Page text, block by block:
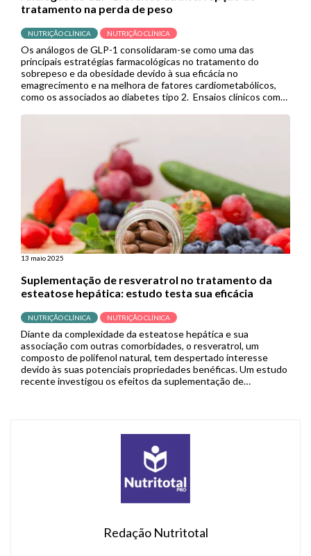
tratamento na perda de peso
NUTRIÇÃO CLÍNICA NUTRIÇÃO CLÍNICA
Os análogos de GLP-1 consolidaram-se como uma das
principais estratégias farmacológicas no tratamento do
sobrepeso e da obesidade devido à sua eficácia no
emagrecimento e na melhora de fatores cardiometabólicos,
como os associados ao diabetes tipo 2. Ensaios clínicos com
resultados superiores aos de outras terapias medicamentosas
13 maio 2025
Suplementação de resveratrol no tratamento da
esteatose hepática: estudo testa sua eficácia
NUTRIÇÃO CLÍNICA NUTRIÇÃO CLÍNICA
Diante da complexidade da esteatose hepática e sua
associação com outras comorbidades, o resveratrol, um
composto de polifenol natural, tem despertado interesse
devido às suas potenciais propriedades benéficas. Um estudo
recente investigou os efeitos da suplementação de
Redação Nutritotal